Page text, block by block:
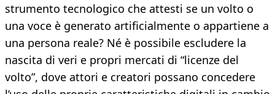
strumento tecnologico che attesti se un volto o
una voce è generato artificialmente o appartiene a
una persona reale? Né è possibile escludere la
nascita di veri e propri mercati di “licenze del
volto”, dove attori e creatori possano concedere